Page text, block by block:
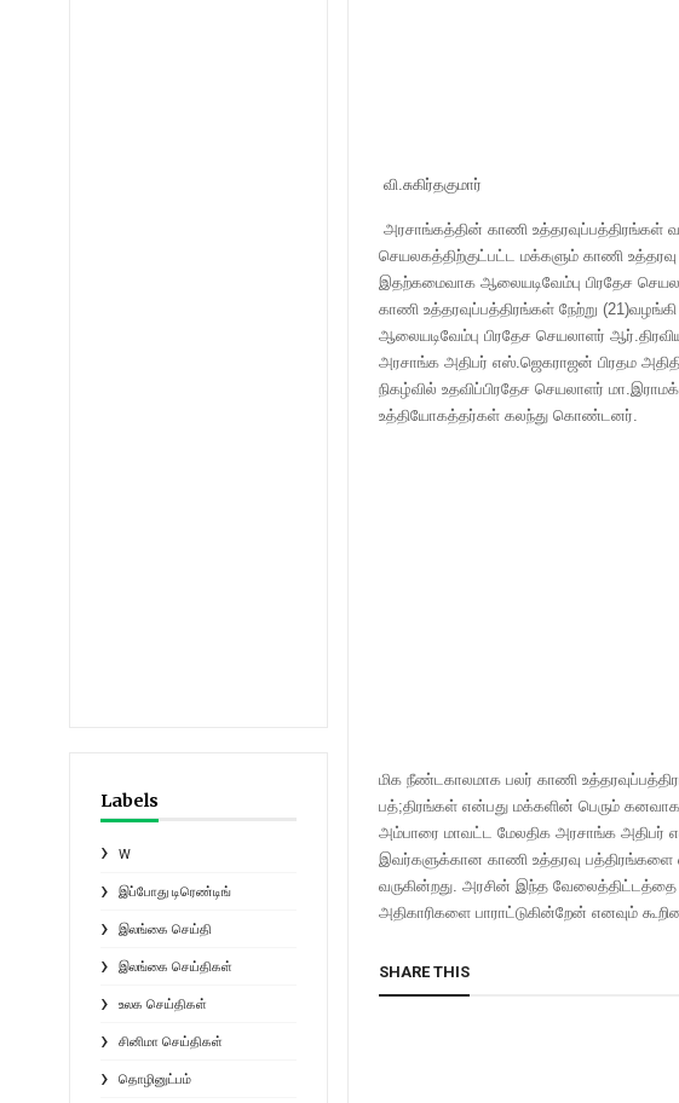
Labels
W
இப்போது டிரெண்டிங்
இலங்கை செய்தி
இலங்கை செய்திகள்
உலக செய்திகள்
சினிமா செய்திகள்
தொழினுட்பம்
வி.சுகிர்தகுமார்
அரசாங்கத்தின் காணி உத்தரவுப்பத்திரங்கள்
செயலகத்திற்குட்பட்ட மக்களும் காணி
இதற்கமைவாக ஆலையடிவேம்பு பிரதேச
காணி உத்தரவுப்பத்திரங்கள் நேற்று
ஆலையடிவேம்பு பிரதேச செயலாளர்
அரசாங்க அதிபர் எஸ்.ஜெகராஜன் பிரதம
நிகழ்வில் உதவிப்பிரதேச செயலாளர்
உத்தியோகத்தர்கள் கலந்து கொண்டனர்.
மிக நீண்டகாலமாக பலர் காணி
பத்;திரங்கள் என்பது மக்களின் பெரும்
அம்பாரை மாவட்ட மேலதிக அரசாங்க அதிபர்
இவர்களுக்கான காணி உத்தரவு பத்திரங்களை
வருகின்றது. அரசின் இந்த வேலைத்திட்டத்தை
அதிகாரிகளை பாராட்டுகின்றேன் எனவும்
SHARE THIS